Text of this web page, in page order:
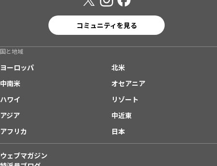
コミュニティを見る
国と地域
ヨーロッパ
北米
中南米
オセアニア
ハワイ
リゾート
アジア
中近東
アフリカ
日本
ウェブマガジン